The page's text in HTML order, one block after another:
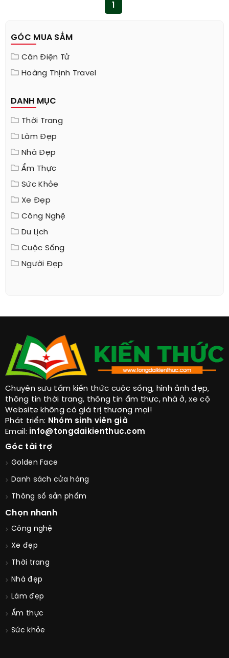
GÓC MUA SẮM
Cân Điện Tử
Hoàng Thịnh Travel
DANH MỤC
Thời Trang
Làm Đẹp
Nhà Đẹp
Ẩm Thực
Sức Khỏe
Xe Đẹp
Công Nghệ
Du Lịch
Cuộc Sống
Người Đẹp
Chuyên sưu tầm kiến thức cuộc sống, hình ảnh đẹp,
thông tin thời trang, thông tin ẩm thực, nhà ở, xe cộ
Website không có giá trị thương mại!
Phát triển: Nhóm sinh viên già
Email: info@tongdaikienthuc.com
Góc tài trợ
Golden Face
Danh sách cửa hàng
Thông số sản phẩm
Chọn nhanh
Công nghệ
Xe đẹp
Thời trang
Nhà đẹp
Làm đẹp
Ẩm thực
Sức khỏe